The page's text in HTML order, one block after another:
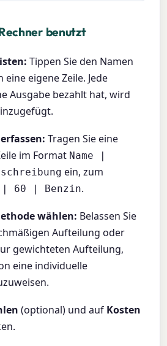
benutzt
Tippen Sie den Namen
eine eigene Zeile. Jede
Ausgabe bezahlt hat, wird
Tragen Sie eine
im Format Name |
ein, zum
| 60 | Benzin.
wählen: Belassen Sie
Aufteilung oder
gewichteten Aufteilung,
eine individuelle
(optional) und auf Kosten